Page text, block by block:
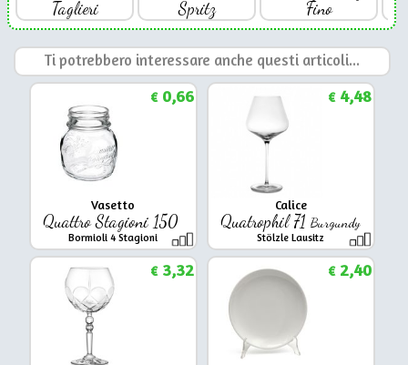
Taglieri
Spritz
Fino
Ti potrebbero interessare anche questi articoli...
Vasetto
Quattro Stagioni 150
Bormioli 4 Stagioni
€0,66
Calice
Quatrophil 71Burgundy
Stölzle Lausitz
€4,48
€3,32 €2,40